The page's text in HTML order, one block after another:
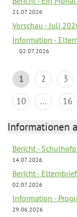
21.07.2026
Vorschau - Juli
Information -
02.07.2026
1 2 3
10
... 16
Informationen
Bericht -
14.07.2026
Bericht -
02.07.2026
Information -
29.06.2026